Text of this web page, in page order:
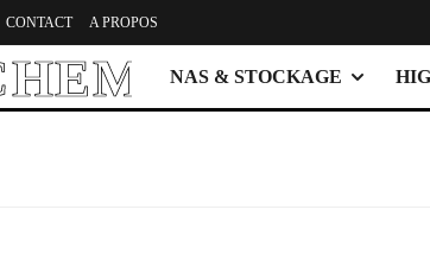
CONTACT A PROPOS
NAS & STOCKAGE